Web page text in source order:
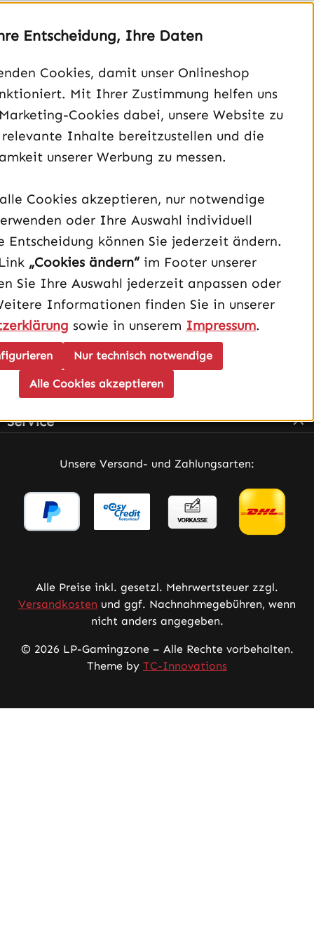
040 – 182 295 901
Mo-Fr, 08:00 - 16:00 Uhr
Vertrag widerrufen
Schau auf Instagram vorbei – öffnet in neuem Tab
Sieh dir unsere TikTok-Videos an – öffnet in neuem
Sieh dir unsere Videos auf YouTube an – öffnet
Infos
Service
Unsere Versand- und Zahlungsarten:
Alle Preise inkl. gesetzl. Mehrwertsteuer zzgl.
Versandkosten und ggf. Nachnahmegebühren, wenn
nicht anders angegeben.
© 2026 LP-Gamingzone – Alle Rechte vorbehalten.
Theme by TC-Innovations
Entscheidung, Ihre Daten
Cookies, damit unser Onlineshop
Mit Ihrer Zustimmung helfen uns
Cookies dabei, unsere Website zu
relevante Inhalte bereitzustellen und die
unserer Werbung zu messen.
Cookies akzeptieren, nur notwendige
oder Ihre Auswahl individuell
Entscheidung können Sie jederzeit ändern.
„Cookies ändern“im Footer unserer
Sie Ihre Auswahl jederzeit anpassen oder
Informationen finden Sie in unserer
sowie in unserem Impressum.
Nur technisch notwendige
Alle Cookies akzeptieren